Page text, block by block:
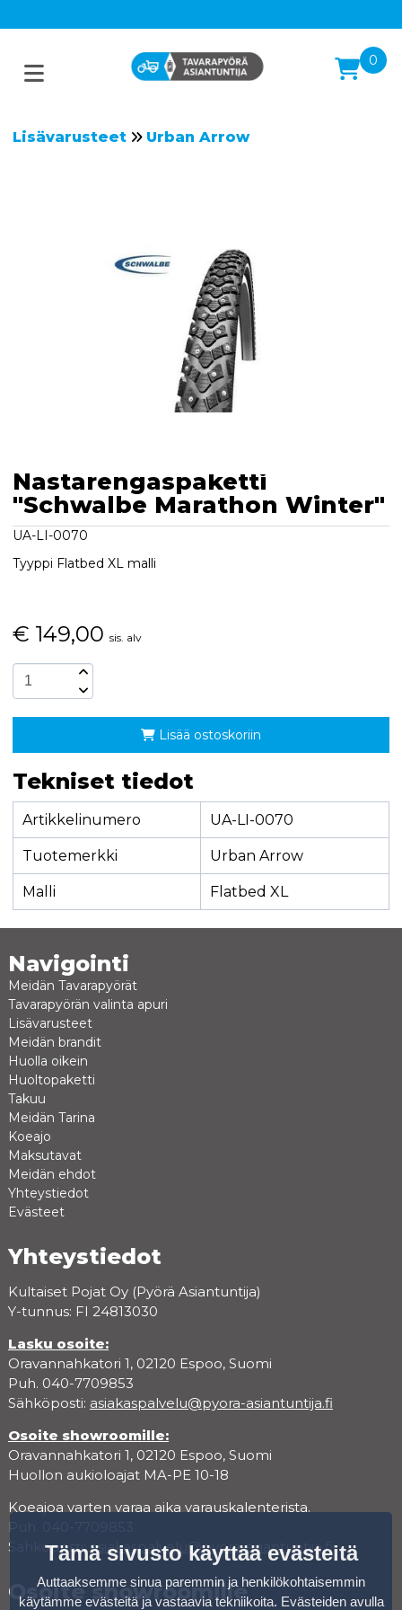
0
Lisävarusteet Urban Arrow
Nastarengaspaketti
"Schwalbe Marathon Winter"
UA-LI-0070
Tyyppi Flatbed XL malli
€ 149,00 sis. alv
Lisää ostoskoriin
Tekniset tiedot
Artikkelinumero UA-LI-0070
Tuotemerkki Urban Arrow
Malli Flatbed XL
Navigointi
Meidän Tavarapyörät
Tavarapyörän valinta apuri
Lisävarusteet
Meidän brandit
Huolla oikein
Huoltopaketti
Takuu
Meidän Tarina
Koeajo
Maksutavat
Meidän ehdot
Yhteystiedot
Evästeet
Yhteystiedot
Kultaiset Pojat Oy (Pyörä Asiantuntija)
Y-tunnus: FI 24813030
Lasku osoite:
Oravannahkatori 1, 02120 Espoo, Suomi
Puh. 040-7709853
Sähköposti: asiakaspalvelu@pyora-asiantuntija.fi
Osoite showroomille:
Oravannahkatori 1, 02120 Espoo, Suomi
Huollon aukioloajat MA-PE 10-18
Koeajoa varten varaa aika varauskalenterista.
Sähköposti:asiakaspalvelu@pyora-asiantuntija.fi
Osoite showroomille
Tämä sivusto käyttää evästeitä
Auttaaksemme sinua paremmin ja henkilökohtaisemmin
käytämme evästeitä ja vastaavia tekniikoita. Evästeiden avulla